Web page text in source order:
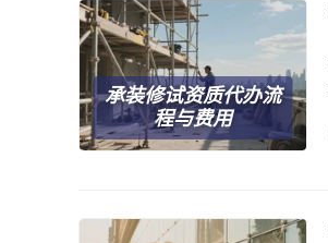
承装修试资质代办流
程与费用